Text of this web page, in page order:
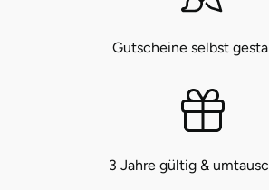
Gutscheine selbst
3 Jahre gültig &